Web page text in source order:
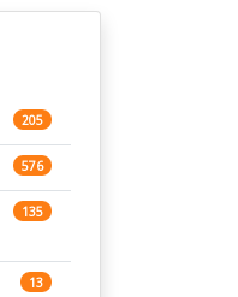
205
576
135
13